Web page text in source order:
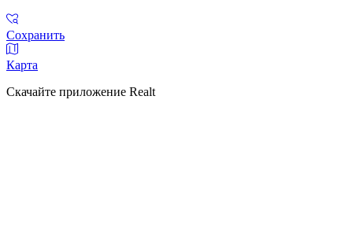
Сохранить
Карта
Скачайте приложение Realt